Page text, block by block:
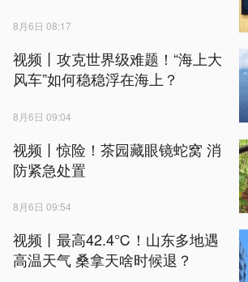
8月6日 08:17
视频丨攻克世界级难题！“海上大
风车”如何稳稳浮在海上？
8月6日 09:04
视频丨惊险！茶园藏眼镜蛇窝 消
防紧急处置
8月6日 09:54
视频丨最高42.4℃！山东多地遇
高温天气 桑拿天啥时候退？